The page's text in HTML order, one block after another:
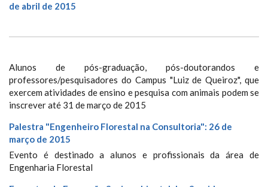
de abril de 2015
Alunos de pós-graduação, pós-doutorandos e
professores/pesquisadores do Campus "Luiz de Queiroz", que
exercem atividades de ensino e pesquisa com animais podem se
inscrever até 31 de março de 2015
Palestra "Engenheiro Florestal na Consultoria": 26 de
março de 2015
Evento é destinado a alunos e profissionais da área de
Engenharia Florestal